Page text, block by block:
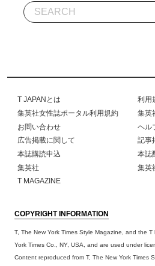
T JAPANとは
利用
集英社女性誌ポータル利用規約
集英
お問い合わせ
ヘル
広告掲載に関して
記事
本誌購読申込
本誌
集英社
集英
T MAGAZINE
COPYRIGHT INFORMATION
T, The New York Times Style Magazine, and the
York Times Co., NY, USA, and are used under
Content reproduced from T, The New York Times